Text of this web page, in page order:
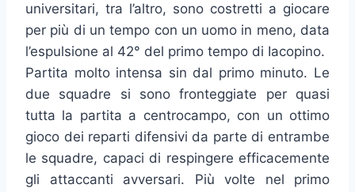
universitari, tra l’altro, sono costretti a giocare
per più di un tempo con un uomo in meno, data
l’espulsione al 42° del primo tempo di Iacopino.
Partita molto intensa sin dal primo minuto. Le
due squadre si sono fronteggiate per quasi
tutta la partita a centrocampo, con un ottimo
gioco dei reparti difensivi da parte di entrambe
le squadre, capaci di respingere efficacemente
gli attaccanti avversari. Più volte nel primo